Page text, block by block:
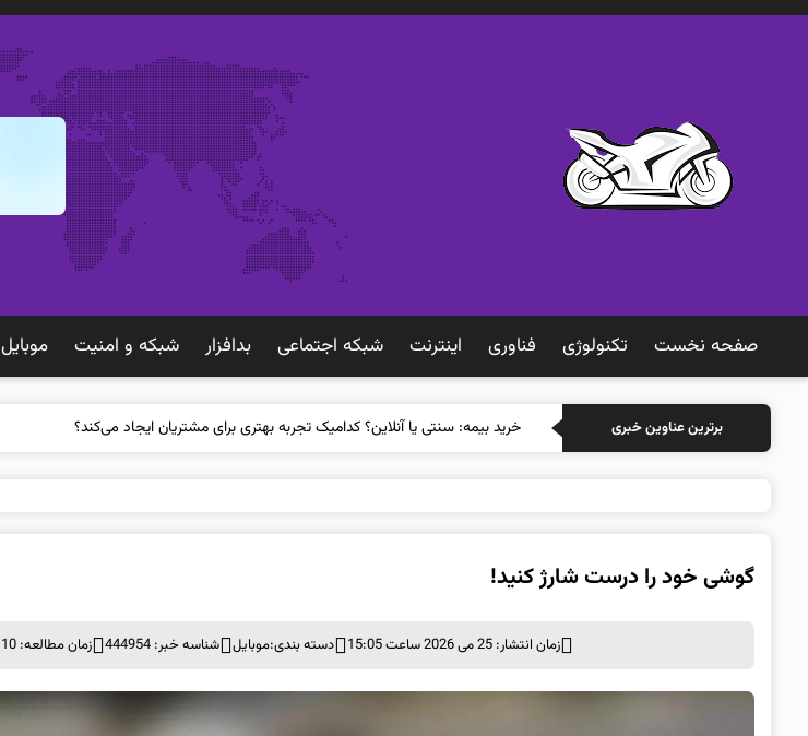
صفحه نخست تکنولوژی فناوری اينترنت شبكه اجتماعی بدافزار شبكه و امنيت موبايل
برترین عناوین خبری خرید بیمه: سنتی
گوشی خود را درست شارژ کنید!
زمان انتشار: 25 می 2026 ساعت 15:05 دسته بندی:موبايل شناسه خبر: 444954 زمان مطالعه: 10 دقیقه